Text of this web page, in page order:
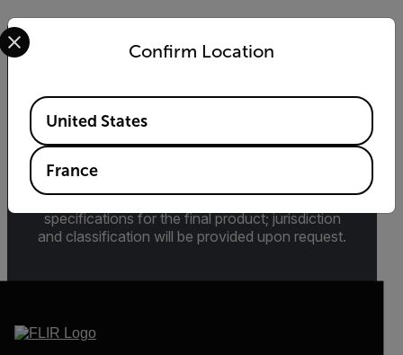
The information contained in this page pertains
to products that may be subject to the
International Traffic in Arms Regulations (ITAR)
(22 C.F.R. Sections 120-130) or the Export
Sections 730-774) depending upon
specifications for the final product; jurisdiction
and classification will be provided upon request.
Confirm Location
Select your preferred country and language from the
Available Locations
United States
France